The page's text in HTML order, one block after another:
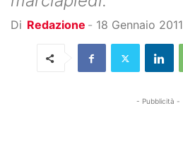
Di Redazione - 18 Gennaio 2011
- Pubblicità -